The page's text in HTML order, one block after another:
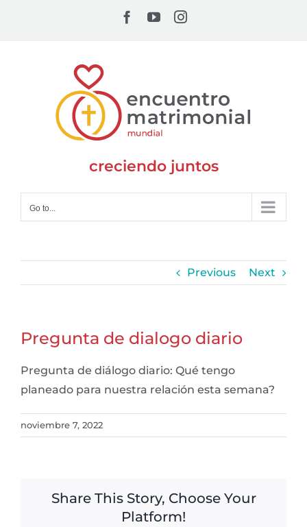
Facebook
YouTubeInstagram
creciendo juntos
Go to...
Previous Next
Pregunta de dialogo diario
Pregunta de diálogo diario: Qué tengo
planeado para nuestra relación esta semana?
noviembre 7, 2022
Share This Story, Choose Your
Platform!